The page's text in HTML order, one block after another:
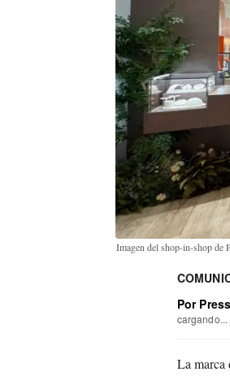
Imagen del shop-in-shop de
Por
cargando...
La marca